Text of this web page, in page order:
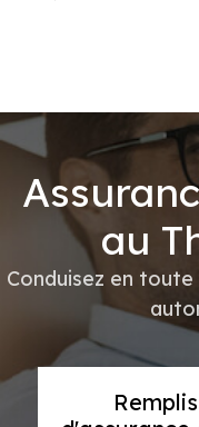
au
Conduisez en